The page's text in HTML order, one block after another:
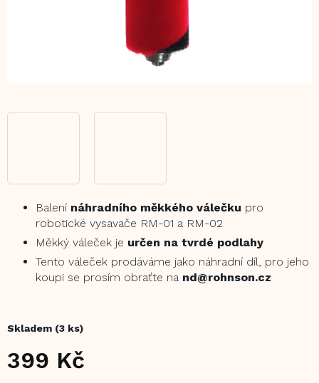
399 Kč
Skladem (3 ks)
Balení náhradního měkkého válečku pro
robotické vysavače RM-01 a RM-02
Měkký váleček je určen na tvrdé podlahy
Tento váleček prodáváme jako náhradní díl, pro jeho
koupi se prosím obraťte na nd@rohnson.cz